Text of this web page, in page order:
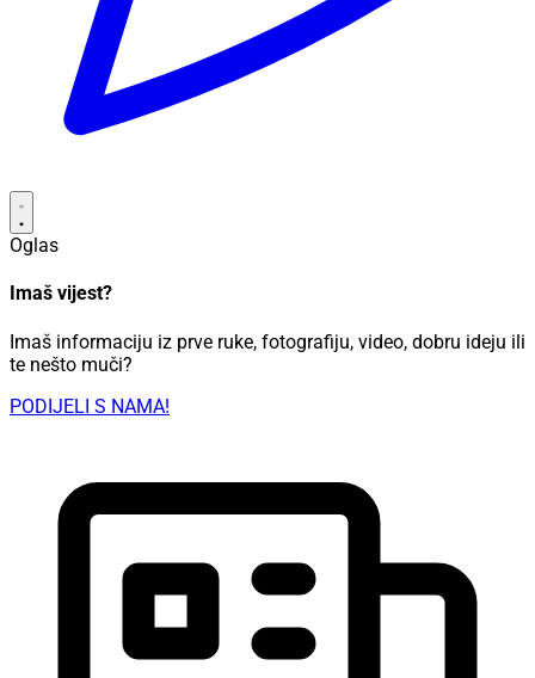
Oglas
Imaš vijest?
Imaš informaciju iz prve ruke, fotografiju, video, dobru ideju ili
te nešto muči?
PODIJELI S NAMA!